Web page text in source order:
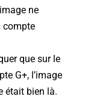
ne
compte
que sur le
G+, l’image
était bien là.